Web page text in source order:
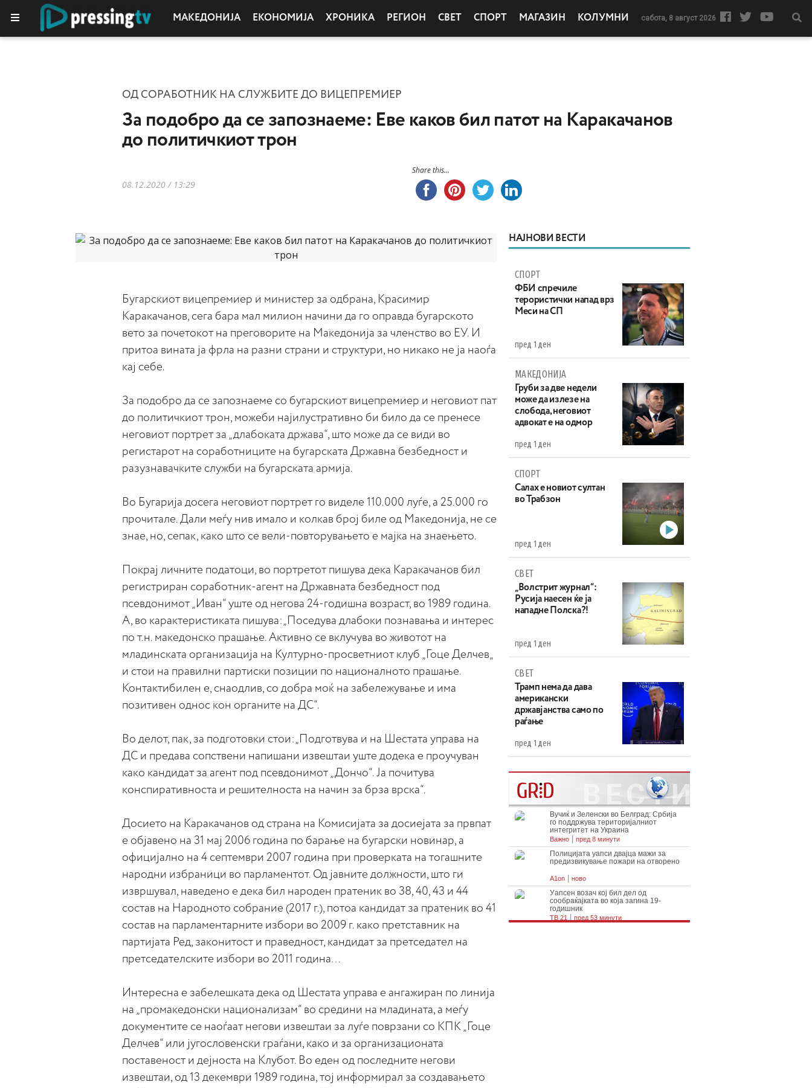
МАКЕДОНИЈА ЕКОНОМИЈА ХРОНИКА РЕГИОН СВЕТ СПОРТ МАГАЗИН КОЛУМНИ сабота, 8 август 2026
ОД СОРАБОТНИК НА СЛУЖБИТЕ ДО ВИЦЕПРЕМИЕР
За подобро да се запознаеме: Еве каков бил патот на Каракачанов
до политичкиот трон
08.12.2020 / 13:29
Share this...
Бугарскиот вицепремиер и министер за одбрана, Красимир
Каракачанов, сега бара мал милион начини да го оправда бугарското
вето за почетокот на преговорите на Македонија за членство во ЕУ. И
притоа вината ја фрла на разни страни и структури, но никако не ја наоѓа
кај себе.
За подобро да се запознаеме со бугарскиот вицепремиер и неговиот пат
до политичкиот трон, можеби најилустративно би било да се пренесе
неговиот портрет за „длабоката држава“, што може да се види во
регистарот на соработниците на бугарската Државна безбедност и
разузнавачките служби на бугарската армија.
Во Бугарија досега неговиот портрет го виделе 110.000 луѓе, а 25.000 го
прочитале. Дали меѓу нив имало и колкав број биле од Македонија, не се
знае, но, сепак, како што се вели-повторувањето е мајка на знаењето.
Покрај личните податоци, во портретот пишува дека Каракачанов бил
регистриран соработник-агент на Државната безбедност под
псевдонимот „Иван“ уште од негова 24-годишна возраст, во 1989 година.
А, во карактеристиката пишува:„Поседува длабоки познавања и интерес
по т.н. македонско прашање. Активно се вклучува во животот на
младинската организација на Културно-просветниот клуб „Гоце Делчев„
и стои на правилни партиски позиции по националното прашање.
Контактибилен е, снаодлив, со добра моќ на забележување и има
позитивен однос кон органите на ДС“.
Во делот, пак, за подготовки стои:„Подготвува и на Шестата управа на
ДС и предава сопствени напишани извештаи уште додека е проучуван
како кандидат за агент под псевдонимот „Дончо“. Ја почитува
конспиративноста и решителноста на начин за брза врска“.
Досието на Каракачанов од страна на Комисијата за досиејата за првпат
е објавено на 31 мај 2006 година по барање на бугарски новинар, а
официјално на 4 септември 2007 година при проверката на тогашните
народни избраници во парламентот. Од јавните должности, што ги
извршувал, наведено е дека бил народен пратеник во 38, 40, 43 и 44
состав на Народното собрание (2017 г.), потоа кандидат за пратеник во 41
состав на парламентарните избори во 2009 г. како претставник на
партијата Ред, законитост и праведност, кандидат за претседател на
претседателските избори во 2011 година…
Интересна е забелешката дека од Шестата управа е ангажиран по линија
на „промакедонски национализам“ во средини на младината, а меѓу
документите се наоѓаат негови извештаи за луѓе поврзани со КПК „Гоце
Делчев“ или југословенски граѓани, како и за организационата
поставеност и дејноста на Клубот. Во еден од последните негови
извештаи, од 13 декември 1989 година, тој информирал за создавањето
НАЈНОВИ ВЕСТИ
СПОРТ
ФБИ спречиле
терористички напад врз
Меси на СП
пред 1 ден
МАКЕДОНИЈА
Груби за две недели
може да излезе на
слобода, неговиот
адвокат е на одмор
пред 1 ден
СПОРТ
Салах е новиот султан
во Трабзон
пред 1 ден
СВЕТ
„Волстрит журнал“:
Русија наесен ќе ја
нападне Полска?!
пред 1 ден
СВЕТ
Трамп нема да дава
американски
државјанства само по
раѓање
пред 1 ден